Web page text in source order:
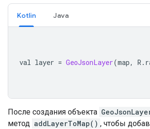
Kotlin Java
val layer = GeoJsonLayer(map, R .
После создания объекта
метод addLayerToMap() , чтобы